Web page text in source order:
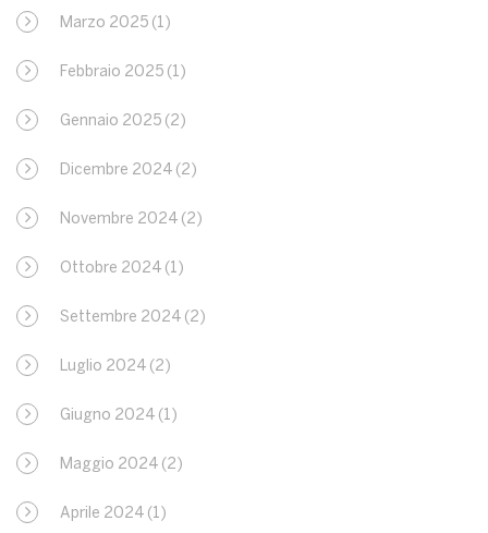
Marzo 2025 (1)
Febbraio 2025 (1)
Gennaio 2025 (2)
Dicembre 2024 (2)
Novembre 2024 (2)
Ottobre 2024 (1)
Settembre 2024 (2)
Luglio 2024 (2)
Giugno 2024 (1)
Maggio 2024 (2)
Aprile 2024 (1)